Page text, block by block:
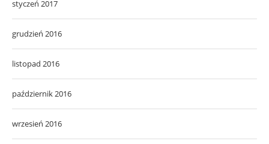
styczeń 2017
grudzień 2016
listopad 2016
październik 2016
wrzesień 2016